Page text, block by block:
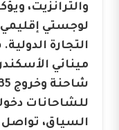
والترانزيت،
لوجستي إقليمي
التجارة
للشاحانات
السياق، تواصل